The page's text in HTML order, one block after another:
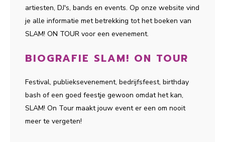
artiesten, DJ's, bands en events. Op onze website vind
je alle informatie met betrekking tot het boeken van
SLAM! ON TOUR voor een evenement.
BIOGRAFIE SLAM! ON TOUR
Festival, publieksevenement, bedrijfsfeest, birthday
bash of een goed feestje gewoon omdat het kan,
SLAM! On Tour maakt jouw event er een om nooit
meer te vergeten!